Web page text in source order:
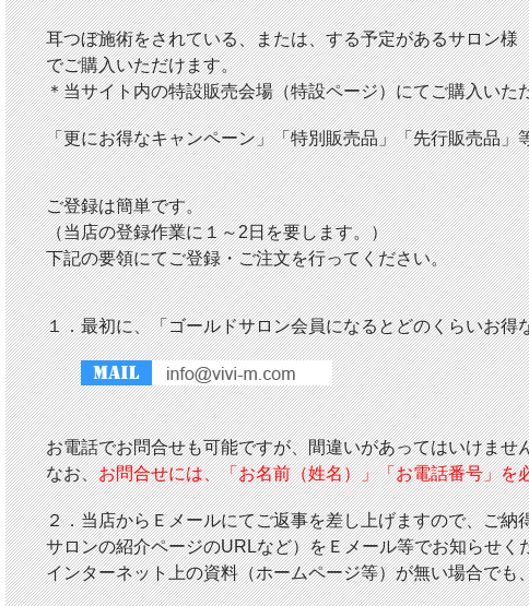
耳つぼ施術をされている、または、する予定があるサロン
でご購入いただけます。
＊当サイト内の特設販売会場（特設ページ）にてご購入いた
「更にお得なキャンペーン」「特別販売品」「先行販売品」
ご登録は簡単です。
（当店の登録作業に１～2日を要します。）
下記の要領にてご登録・ご注文を行ってください。
１．最初に、「ゴールドサロン会員になるとどのくらいお
お電話でお問合せも可能ですが、間違いがあってはいけま
なお、お問合せには、「お名前（姓名）」「お電話番号」を
２．当店からＥメールにてご返事を差し上げますので、ご
サロンの紹介ページのURLなど）をＥメール等でお知らせく
インターネット上の資料（ホームページ等）が無い場合で